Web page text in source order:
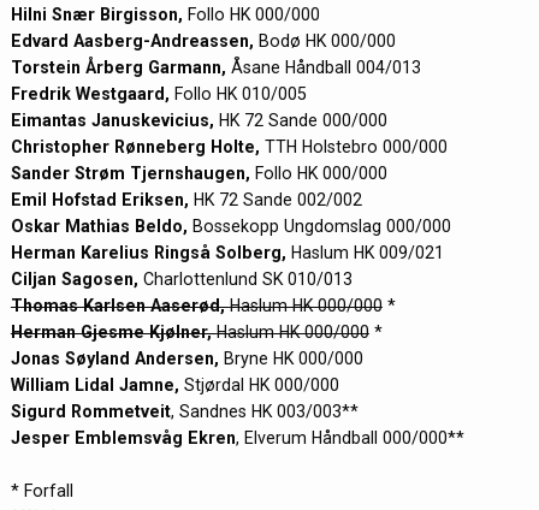
Hilni Snær Birgisson, Follo HK 000/000
Edvard Aasberg-Andreassen, Bodø HK 000/000
Torstein Årberg Garmann, Åsane Håndball 004/013
Fredrik Westgaard, Follo HK 010/005
Eimantas Januskevicius, HK 72 Sande 000/000
Christopher Rønneberg Holte, TTH Holstebro 000/000
Sander Strøm Tjernshaugen, Follo HK 000/000
Emil Hofstad Eriksen, HK 72 Sande 002/002
Oskar Mathias Beldo, Bossekopp Ungdomslag 000/000
Herman Karelius Ringså Solberg, Haslum HK 009/021
Ciljan Sagosen, Charlottenlund SK 010/013
Thomas Karlsen Aaserød,Haslum HK 000/000*
Herman Gjesme Kjølner,Haslum HK 000/000*
Jonas Søyland Andersen, Bryne HK 000/000
William Lidal Jamne, Stjørdal HK 000/000
Sigurd Rommetveit, Sandnes HK 003/003**
Jesper Emblemsvåg Ekren, Elverum Håndball 000/000**
* Forfall